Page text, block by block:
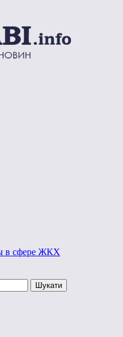
в сфере ЖКХ